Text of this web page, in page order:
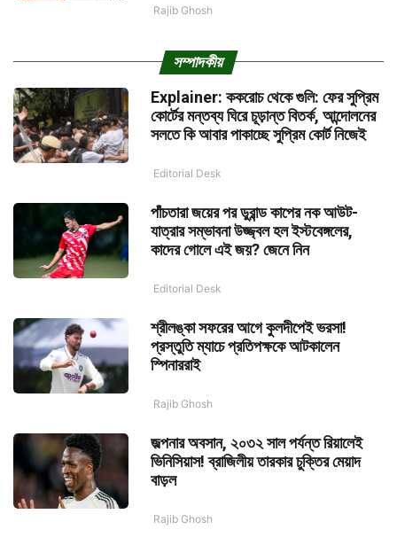
Rajib Ghosh
সম্পাদকীয়
Explainer: ককরোচ থেকে গুলি: ফের সুপ্রিম
কোর্টের মন্তব্য ঘিরে চূড়ান্ত বিতর্ক, আন্দোলনের
সলতে কি আবার পাকাচ্ছে সুপ্রিম কোর্ট নিজেই
Editorial Desk
পাঁচতারা জয়ের পর ডুরান্ড কাপের নক আউট-
যাত্রার সম্ভাবনা উজ্জ্বল হল ইস্টবেঙ্গলের,
কাদের গোলে এই জয়? জেনে নিন
Editorial Desk
শ্রীলঙ্কা সফরের আগে কুলদীপেই ভরসা!
প্রস্তুতি ম্যাচে প্রতিপক্ষকে আটকালেন
স্পিনাররাই
Rajib Ghosh
জল্পনার অবসান, ২০৩২ সাল পর্যন্ত রিয়ালেই
ভিনিসিয়াস! ব্রাজিলীয় তারকার চুক্তির মেয়াদ
বাড়ল
Rajib Ghosh